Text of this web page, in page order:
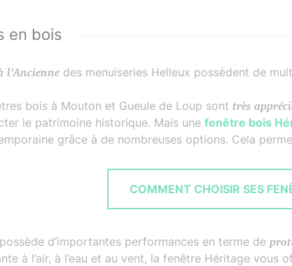
en bois
l’Ancienne des menuiseries Helleux possèdent de
bois à Mouton et Gueule de Loup sont très
le patrimoine historique. Mais une fenêtre bois
grâce à de nombreuses options. Cela
COMMENT CHOISIR SES
d’importantes performances en terme de
à l’air, à l’eau et au vent, la fenêtre Héritage vous